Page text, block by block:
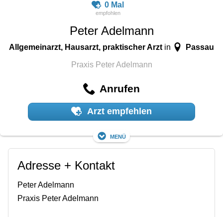
0 Mal
Peter Adelmann
Allgemeinarzt, Hausarzt, praktischer Arzt in Passau
Praxis Peter Adelmann
Anrufen
Arzt empfehlen
Menü
Adresse + Kontakt
Peter Adelmann
Praxis Peter Adelmann